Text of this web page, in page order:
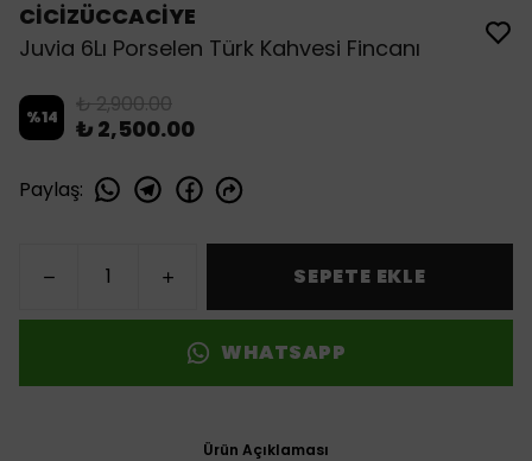
CİCİZÜCCACİYE
Juvia 6Lı Porselen Türk Kahvesi Fincanı
%14 ₺ 2,900.00
₺ 2,500.00
Paylaş:
SEPETE EKLE
WHATSAPP
Ürün Açıklaması